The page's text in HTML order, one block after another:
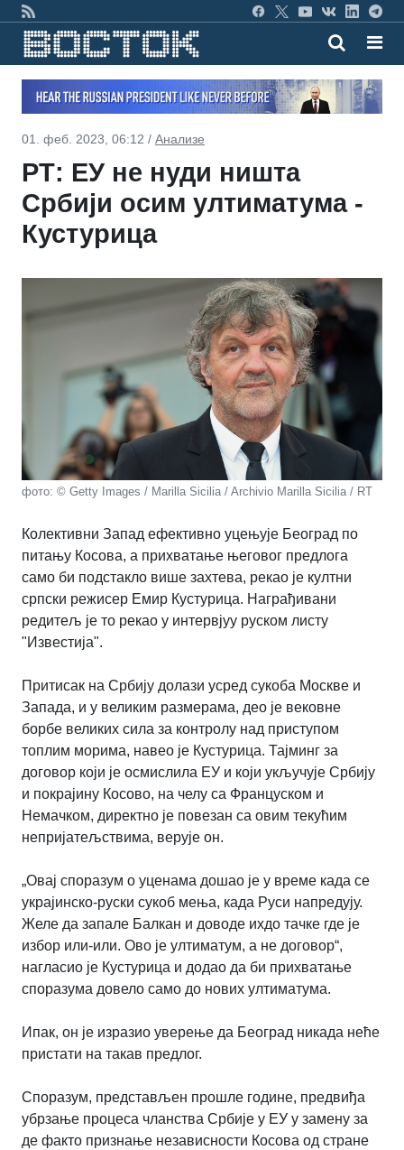
01. феб. 2023, 06:12 / Анализе
РТ: ЕУ не нуди ништа
Србији осим ултиматума -
Кустурица
фото: © Getty Images / Marilla Sicilia / Archivio Marilla Sicilia / RT
Колективни Запад ефективно уцењује Београд по
питању Косова, а прихватање његовог предлога
само би подстакло више захтева, рекао је култни
српски режисер Емир Кустурица. Награђивани
редитељ је то рекао у интервјуу руском листу
"Известија".
Притисак на Србију долази усред сукоба Москве и
Запада, и у великим размерама, део је вековне
борбе великих сила за контролу над приступом
топлим морима, навео је Кустурица. Тајминг за
договор који је осмислила ЕУ и који укључује Србију
и покрајину Косово, на челу са Француском и
Немачком, директно је повезан са овим текућим
непријатељствима, верује он.
„Овај споразум о уценама дошао је у време када се
украјинско-руски сукоб мења, када Руси напредују.
Желе да запале Балкан и доводе ихдо тачке где је
избор или-или. Ово је ултиматум, а не договор“,
нагласио је Кустурица и додао да би прихватање
споразума довело само до нових ултиматума.
Ипак, он је изразио уверење да Београд никада неће
пристати на такав предлог.
Споразум, представљен прошле године, предвиђа
убрзање процеса чланства Србије у ЕУ у замену за
де факто признање независности Косова од стране